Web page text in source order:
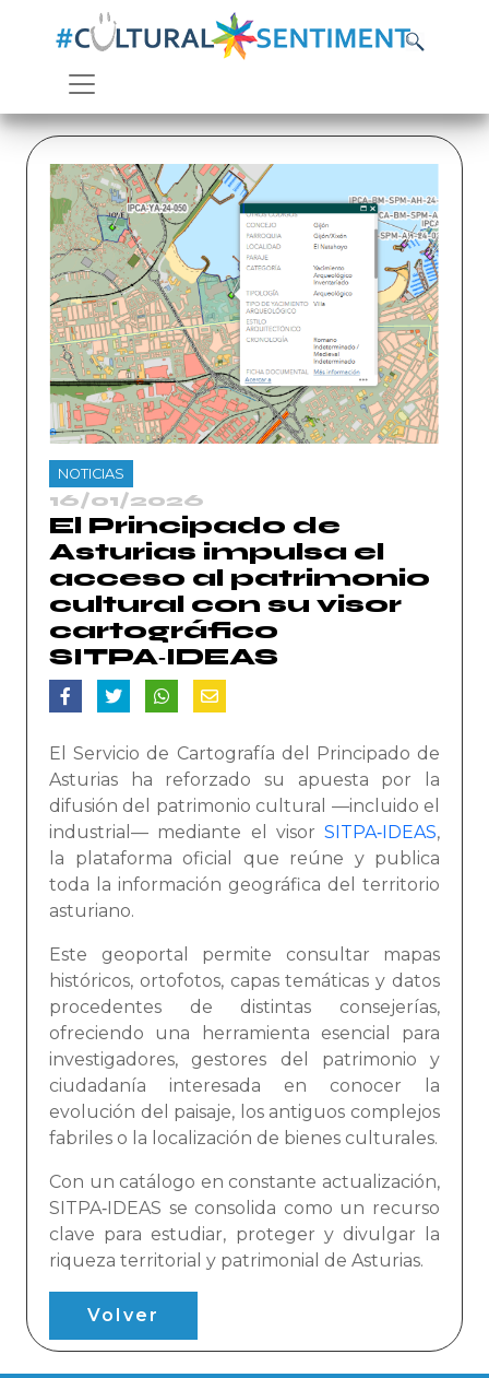
NOTICIAS
16/01/2026
El Principado de
Asturias impulsa el
acceso al patrimonio
cultural con su visor
cartográfico
SITPA‑IDEAS
El Servicio de Cartografía del Principado de
Asturias ha reforzado su apuesta por la
difusión del patrimonio cultural —incluido el
industrial— mediante el visor SITPA‑IDEAS,
la plataforma oficial que reúne y publica
toda la información geográfica del territorio
asturiano.
Este geoportal permite consultar mapas
históricos, ortofotos, capas temáticas y datos
procedentes de distintas consejerías,
ofreciendo una herramienta esencial para
investigadores, gestores del patrimonio y
ciudadanía interesada en conocer la
evolución del paisaje, los antiguos complejos
fabriles o la localización de bienes culturales.
Con un catálogo en constante actualización,
SITPA‑IDEAS se consolida como un recurso
clave para estudiar, proteger y divulgar la
riqueza territorial y patrimonial de Asturias.
Volver